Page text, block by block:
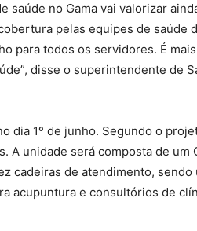
saúde no Gama vai valorizar
pelas equipes de saúde
para todos os servidores. É
disse o superintendente de
dia 1º de junho. Segundo o
A unidade será composta de um
cadeiras de atendimento, sendo
acupuntura e consultórios de